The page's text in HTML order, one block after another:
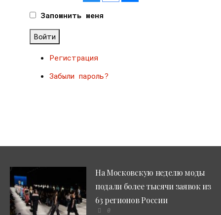
Запомнить меня
Войти
Регистрация
Забыли пароль?
На Московскую неделю моды
подали более тысячи заявок из
63 регионов России
0